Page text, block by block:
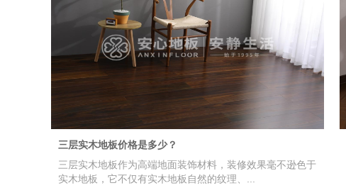
三层实木地板价格是多少？
三层实木地板作为高端地面装饰材料，装修效果毫不逊色于
实木地板，它不仅有实木地板自然的纹理、...